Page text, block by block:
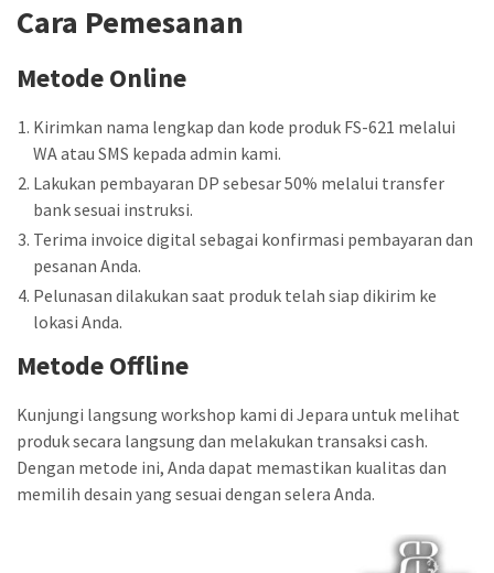
Cara Pemesanan
Metode Online
Kirimkan nama lengkap dan kode produk FS-621 melalui
WA atau SMS kepada admin kami.
Lakukan pembayaran DP sebesar 50% melalui transfer
bank sesuai instruksi.
Terima invoice digital sebagai konfirmasi pembayaran dan
pesanan Anda.
Pelunasan dilakukan saat produk telah siap dikirim ke
lokasi Anda.
Metode Offline
Kunjungi langsung workshop kami di Jepara untuk melihat
produk secara langsung dan melakukan transaksi cash.
Dengan metode ini, Anda dapat memastikan kualitas dan
memilih desain yang sesuai dengan selera Anda.